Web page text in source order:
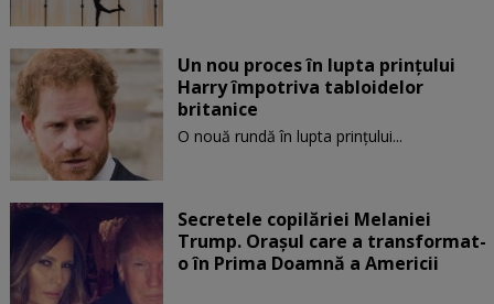
Un nou proces în lupta prinţului
Harry împotriva tabloidelor
britanice
O nouă rundă în lupta prinţului...
Secretele copilăriei Melaniei
Trump. Orașul care a transformat-
o în Prima Doamnă a Americii